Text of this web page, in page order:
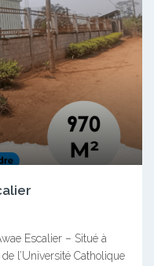
Escalier – Situé à
l’Université Catholique